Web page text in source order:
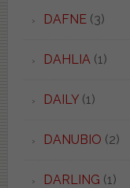
DAFNE(3)
DAHLIA (1)
DAILY(1)
DANUBIO (2)
DARLING (1)